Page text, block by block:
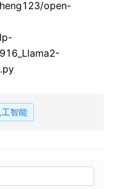
open-
工智能